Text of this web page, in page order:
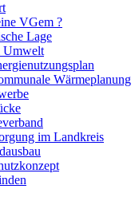
VGem ?
Lage
Wärmeplanung
im Landkreis